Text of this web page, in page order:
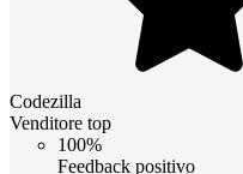
Codezilla
Venditore top
100%
Feedback positivo